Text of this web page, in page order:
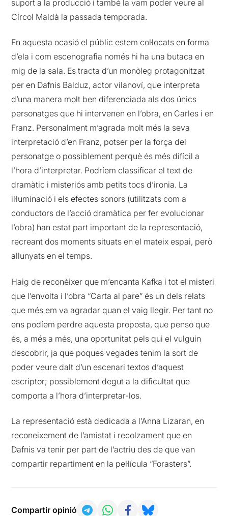
suport a la producció i també la vam poder veure al
Círcol Maldà la passada temporada.
En aquesta ocasió el públic estem col·locats en forma
d’ela i com escenografia només hi ha una butaca en
mig de la sala. Es tracta d’un monòleg protagonitzat
per en Dafnis Balduz, actor vilanoví, que interpreta
d’una manera molt ben diferenciada als dos únics
personatges que hi intervenen en l’obra, en Carles i en
Franz. Personalment m’agrada molt més la seva
interpretació d’en Franz, potser per la força del
personatge o possiblement perquè és més difícil a
l’hora d’interpretar. Podríem classificar el text de
dramàtic i misteriós amb petits tocs d’ironia. La
il·luminació i els efectes sonors (utilitzats com a
conductors de l’acció dramàtica per fer evolucionar
l’obra) han estat part important de la representació,
recreant dos moments situats en el mateix espai, però
allunyats en el temps.
Haig de reconèixer que m’encanta Kafka i tot el misteri
que l’envolta i l’obra “Carta al pare” és un dels relats
que més em va agradar quan el vaig llegir. Per tant no
ens podíem perdre aquesta proposta, que penso que
és, a més a més, una oportunitat pels qui el vulguin
descobrir, ja que poques vegades tenim la sort de
poder veure dalt d’un escenari textos d’aquest
escriptor; possiblement degut a la dificultat que
comporta a l’hora d’interpretar-los.
La representació està dedicada a l’Anna Lizaran, en
reconeixement de l’amistat i recolzament que en
Dafnis va tenir per part de l’actriu des de que van
compartir repartiment en la pel·lícula “Forasters”.
Compartir opinió